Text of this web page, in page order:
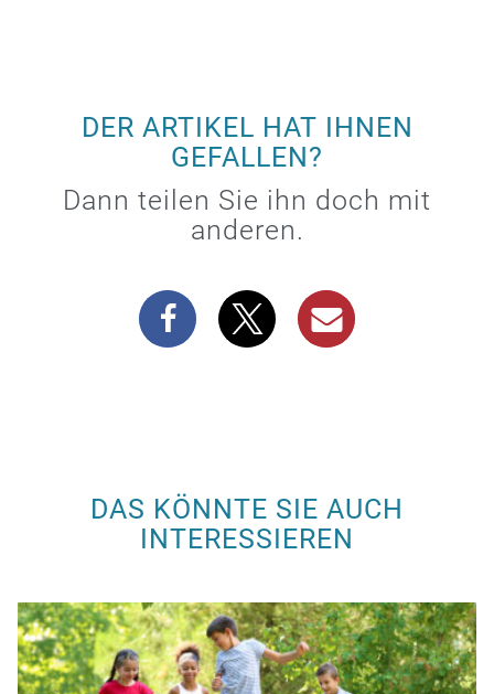
DER ARTIKEL HAT IHNEN
GEFALLEN?
Dann teilen Sie ihn doch mit
anderen.
DAS KÖNNTE SIE AUCH
INTERESSIEREN